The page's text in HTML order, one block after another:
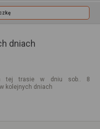
dniach
tej trasie w dniu sob.. 8
kolejnych dniach